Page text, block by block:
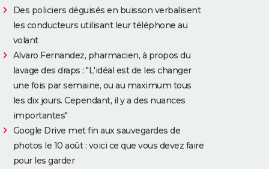
Des policiers déguisés en buisson verbalisent
les conducteurs utilisant leur téléphone au
volant
Alvaro Fernandez, pharmacien, à propos du
lavage des draps : "L'idéal est de les changer
une fois par semaine, ou au maximum tous
les dix jours. Cependant, il y a des nuances
importantes"
Google Drive met fin aux sauvegardes de
photos le 10 août : voici ce que vous devez faire
pour les garder